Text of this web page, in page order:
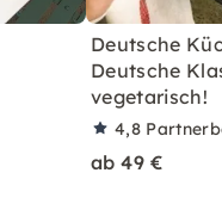
Deutsche
Deutsche
vegetarisch!
4,8
ab 49 €